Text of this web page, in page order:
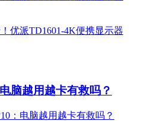
脑越用越卡有救吗？